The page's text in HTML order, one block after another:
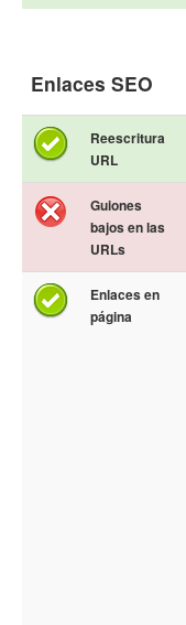
Enlaces SEO
Reescritura
URL
Guiones
bajos en las
URLs
Enlaces en
página